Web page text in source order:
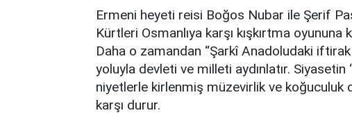
Ermeni heyeti reisi Boğos Nubar ile Şerif
Kürtleri Osmanlıya karşı kışkırtma
Daha o zamandan “Şarkî Anadoludaki
yoluyla devleti ve milleti aydınlatır. Siyasetin
niyetlerle kirlenmiş müzevirlik ve koğuculuk
karşı durur.